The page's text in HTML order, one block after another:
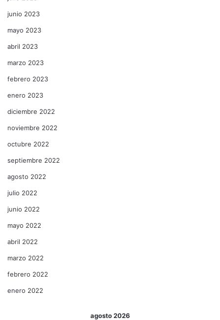
junio 2023
mayo 2023
abril 2023
marzo 2023
febrero 2023
enero 2023
diciembre 2022
noviembre 2022
octubre 2022
septiembre 2022
agosto 2022
julio 2022
junio 2022
mayo 2022
abril 2022
marzo 2022
febrero 2022
enero 2022
agosto 2026